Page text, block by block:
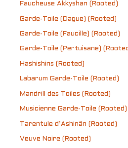
Faucheuse Akkyshan (Rooted)
Garde-Toile (Dague) (Rooted)
Garde-Toile (Faucille) (Rooted)
Garde-Toile (Pertuisane)
Hashishins (Rooted)
Labarum Garde-Toile (Rooted)
Mandrill des Toiles (Rooted)
Musicienne Garde-Toile (Rooted)
Tarentule d’Ashinân (Rooted)
Veuve Noire (Rooted)